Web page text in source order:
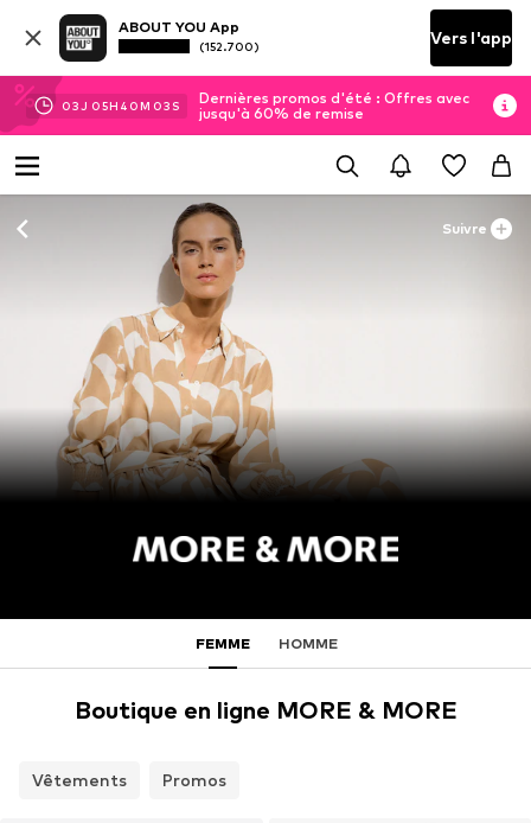
ABOUT YOU App
(152.700) Vers l'app
03J 05H 40M 01 S
Dernières promos d'été : Offres avec
jusqu'à 60% de remise
Suivre
FEMME HOMME
Boutique en ligne MORE & MORE
Vêtements Promos